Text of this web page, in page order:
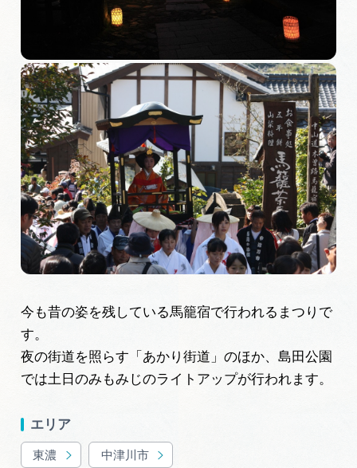
アクセス
インフォメーション
ぎふ旅レポーター記事
早わかり岐阜
買い物・お土産
体験予約サイト「ＶＩＳＩＴ岐阜県」
岐阜県アウトドア観光キャンペーン
今も昔の姿を残している馬籠宿で行われるまつりで
す。
夜の街道を照らす「あかり街道」のほか、島田公園
では土日のみもみじのライトアップが行われます。
エリア
東濃 中津川市